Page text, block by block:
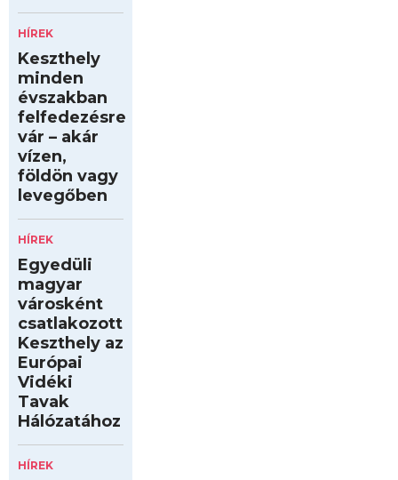
HÍREK
Keszthely
minden
évszakban
felfedezésre
vár – akár
vízen,
földön vagy
levegőben
HÍREK
Egyedüli
magyar
városként
csatlakozott
Keszthely az
Európai
Vidéki
Tavak
Hálózatához
HÍREK